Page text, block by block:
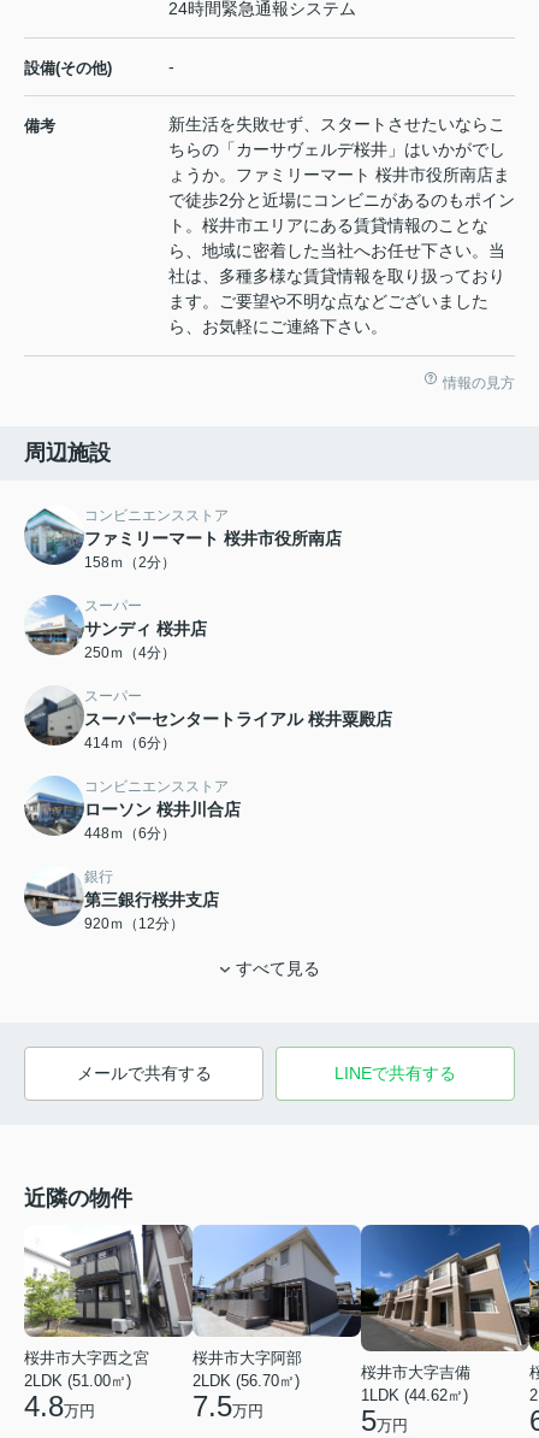
24時間緊急通報システム
設備(その他) -
備考
新生活を失敗せず、スタートさせたいならこ
ちらの「カーサヴェルデ桜井」はいかがでし
ょうか。ファミリーマート 桜井市役所南店ま
で徒歩2分と近場にコンビニがあるのもポイン
ト。桜井市エリアにある賃貸情報のことな
ら、地域に密着した当社へお任せ下さい。当
社は、多種多様な賃貸情報を取り扱っており
ます。ご要望や不明な点などございました
ら、お気軽にご連絡下さい。
情報の見方
周辺施設
コンビニエンスストア
ファミリーマート 桜井市役所南店
158ｍ（2分）
スーパー
サンディ 桜井店
250ｍ（4分）
スーパー
スーパーセンタートライアル 桜井粟殿店
414ｍ（6分）
コンビニエンスストア
ローソン 桜井川合店
448ｍ（6分）
銀行
第三銀行桜井支店
920ｍ（12分）
すべて見る
メールで共有する LINEで共有する
近隣の物件
桜井市大字西之宮
2LDK (51.00㎡)
4.8万円
桜井市大字阿部
2LDK (56.70㎡)
7.5万円
桜井市大字吉備
1LDK (44.62㎡)
5万円